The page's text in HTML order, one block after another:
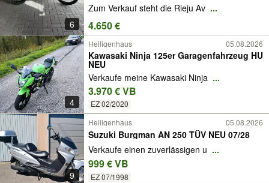
6
Zum Verkauf steht die Rieju Av ...
4.650 €
4
Heiligenhaus 05.08.2026
Kawasaki Ninja 125er Garagenfahrzeug HU
NEU
Verkaufe meine Kawasaki Ninja ...
3.970 € VB
EZ 02/2020
9
Heiligenhaus 05.08.2026
Suzuki Burgman AN 250 TÜV NEU 07/28
Verkaufe einen zuverlässigen u ...
999 € VB
EZ 07/1998